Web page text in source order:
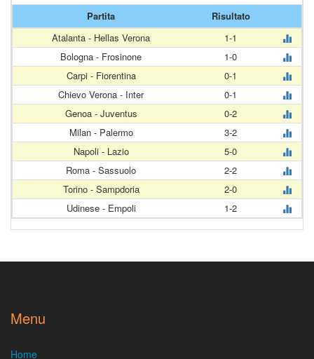
Partita
Risultato
Atalanta - Hellas Verona
1-1
Bologna - Frosinone
1-0
Carpi - Fiorentina
0-1
Chievo Verona - Inter
0-1
Genoa - Juventus
0-2
Milan - Palermo
3-2
Napoli - Lazio
5-0
Roma - Sassuolo
2-2
Torino - Sampdoria
2-0
Udinese - Empoli
1-2
Menu
Home